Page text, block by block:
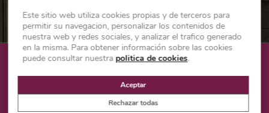
¿NO ES EL PRODUCTO
QUE BUSCABAS?
Este sitio web utiliza cookies propias y de terceros para
permitir su navegacion, personalizar los contenidos de
nuestra web y redes sociales, y analizar el trafico generado
en la misma. Para obtener información sobre las cookies
puede consultar nuestra politica de cookies.
Aceptar
Rechazar todas